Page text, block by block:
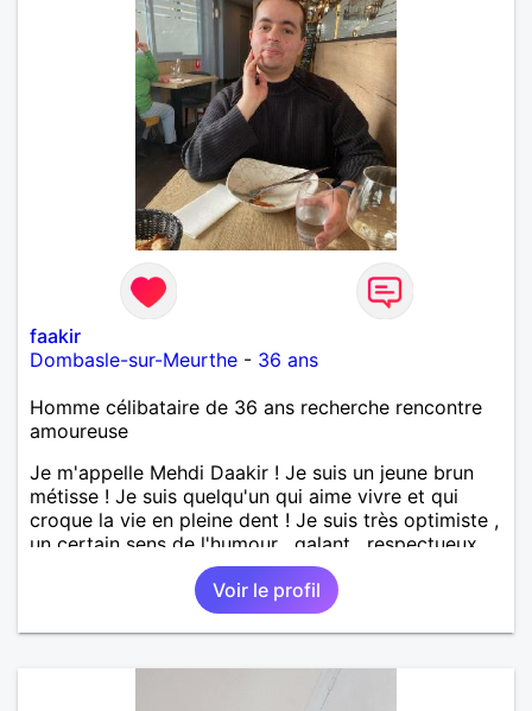
faakir
Dombasle-sur-Meurthe - 36 ans
Homme célibataire de 36 ans recherche rencontre
amoureuse
Je m'appelle Mehdi Daakir ! Je suis un jeune brun
métisse ! Je suis quelqu'un qui aime vivre et qui
croque la vie en pleine dent ! Je suis très optimiste ,
un certain sens de l'humour , galant , respectueux
mais parfois un peu maladroit et timide ! Je
recherche de nouvelles rencontres et plus si
affinités ! Qui ne tente rien n'a rien !
Voir le profil